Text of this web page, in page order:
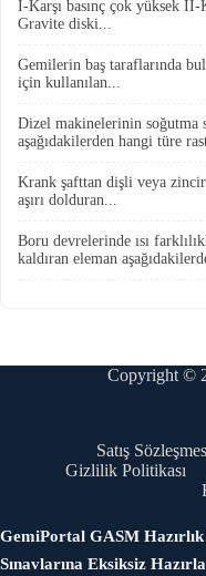
I-Karşı basınç çok yüksek II-
Gravite diski...
Gemilerin baş taraflarında
için kullanılan...
Dizel makinelerinin soğutma
aşağıdakilerden hangi türe
Krank şafttan dişli veya
aşırı dolduran...
Boru devrelerinde ısı
kaldıran eleman
Copyright ©
Satış
Gizlilik Politikası
GemiPortal GASM
Sınavlarına Eksiksiz